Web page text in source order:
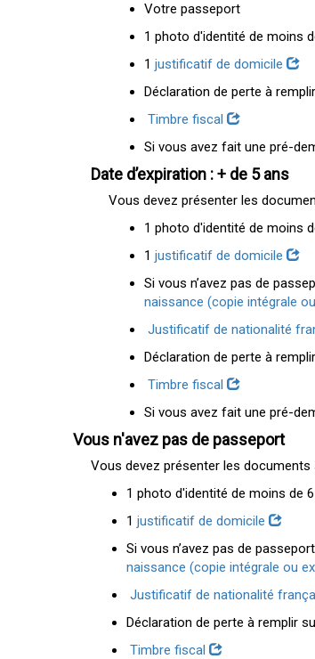
Votre passeport
1 photo d'identité de moins
1justificatif de domicile
Déclaration de perte à
Timbre fiscal
Si vous avez fait une pré-
Date d’expiration : + de 5 ans
Vous devez présenter les
1 photo d'identité de moins
1justificatif de domicile
Si vous n’avez pas de
naissance (copie intégrale
Justificatif de nationalité
Déclaration de perte à
Timbre fiscal
Si vous avez fait une pré-
Vous n'avez pas de passeport
Vous devez présenter les documents
1 photo d'identité de moins de
1justificatif de domicile
Si vous n’avez pas de
naissance (copie intégrale ou
Justificatif de nationalité
Déclaration de perte à remplir
Timbre fiscal